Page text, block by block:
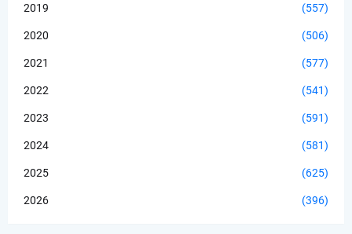
2019 (557)
2020 (506)
2021 (577)
2022 (541)
2023 (591)
2024 (581)
2025 (625)
2026 (396)